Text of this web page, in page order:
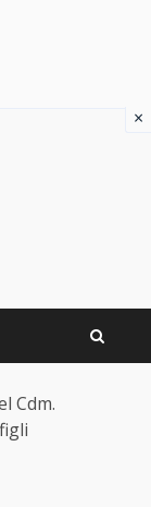
Cdm.
×